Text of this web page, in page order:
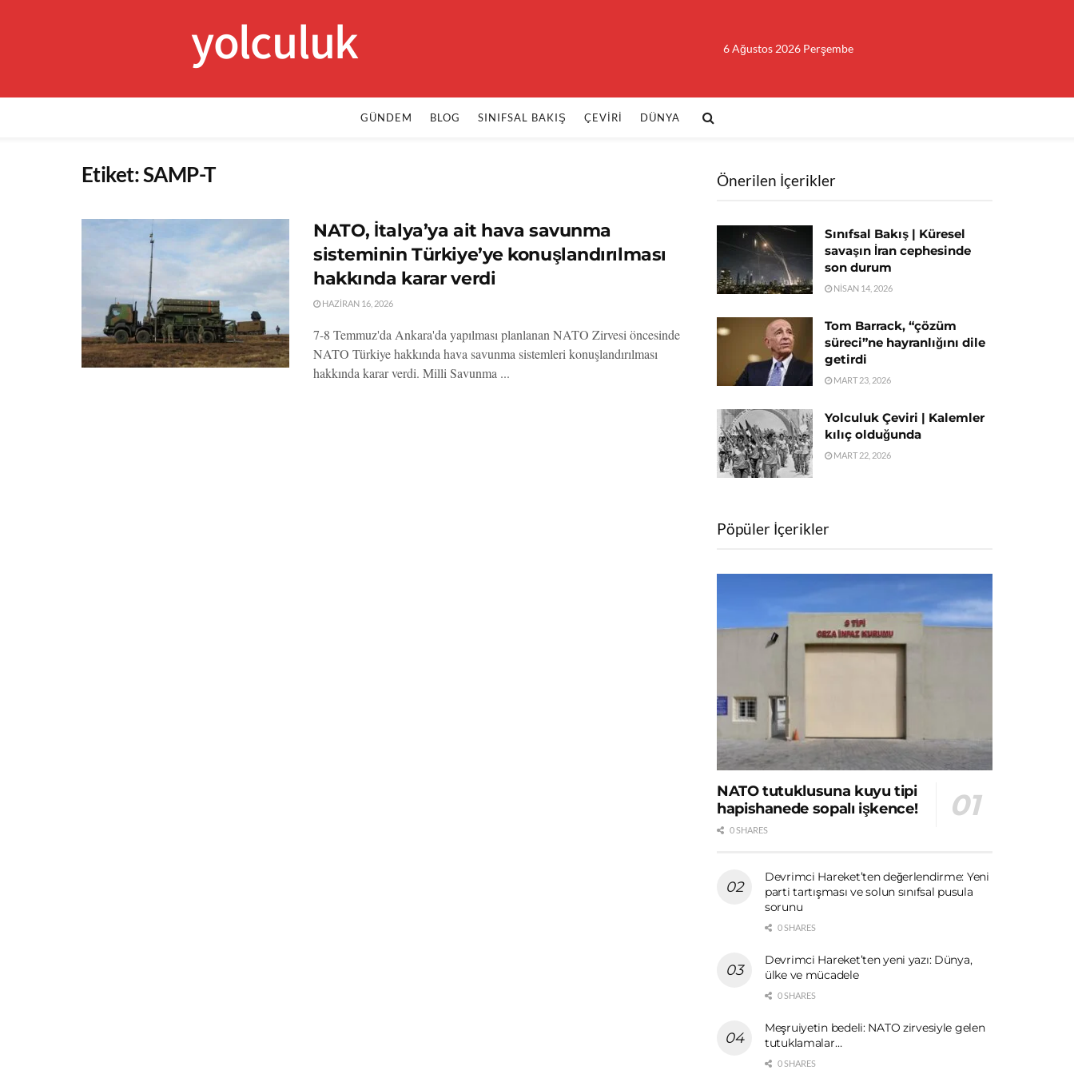
yolculuk 6 Ağustos 2026 Perşembe
GÜNDEM BLOG SINIFSAL BAKIŞ ÇEVIRI DÜNYA
Etiket:SAMP-T
NATO, İtalya’ya ait hava savunma
sisteminin Türkiye’ye konuşlandırılması
hakkında karar verdi
HAZIRAN 16, 2026
7-8 Temmuz'da Ankara'da yapılması planlanan NATO Zirvesi öncesinde
NATO Türkiye hakkında hava savunma sistemleri konuşlandırılması
hakkında karar verdi. Milli Savunma ...
Önerilen İçerikler
Sınıfsal Bakış | Küresel
savaşın İran cephesinde
son durum
NISAN 14, 2026
Tom Barrack, “çözüm
süreci”ne hayranlığını dile
getirdi
MART 23, 2026
Yolculuk Çeviri | Kalemler
kılıç olduğunda
MART 22, 2026
Pöpüler İçerikler
NATO tutuklusuna kuyu tipi
hapishanede sopalı işkence!
0 SHARES
Devrimci Hareket’ten değerlendirme: Yeni
parti tartışması ve solun sınıfsal pusula
sorunu
0 SHARES
Devrimci Hareket’ten yeni yazı: Dünya,
ülke ve mücadele
0 SHARES
Meşruiyetin bedeli: NATO zirvesiyle gelen
tutuklamalar…
0 SHARES